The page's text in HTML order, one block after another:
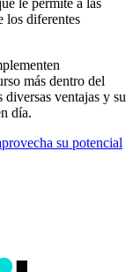
le permite a las
los diferentes
más dentro del
diversas ventajas y su
día.
su potencial